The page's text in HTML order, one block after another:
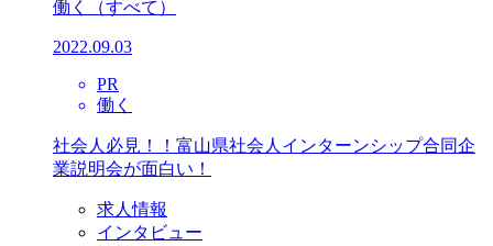
働く （すべて）
2022.09.03
PR
働く
社会人必見！！富山県社会人インターンシップ合同企
業説明会が面白い！
求人情報
インタビュー